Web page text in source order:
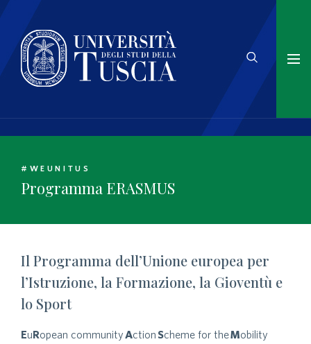
#WEUNITUS
Programma ERASMUS
Il Programma dell’Unione europea per
l’Istruzione, la Formazione, la Gioventù e
lo Sport
EuRopean communityAction Scheme for theMobility